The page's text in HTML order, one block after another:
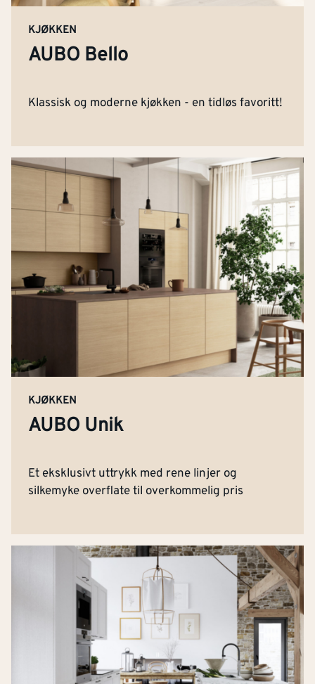
KJØKKEN
AUBO Bello
Klassisk og moderne kjøkken - en tidløs favoritt!
KJØKKEN
AUBO Unik
Et eksklusivt uttrykk med rene linjer og
silkemyke overflate til overkommelig pris